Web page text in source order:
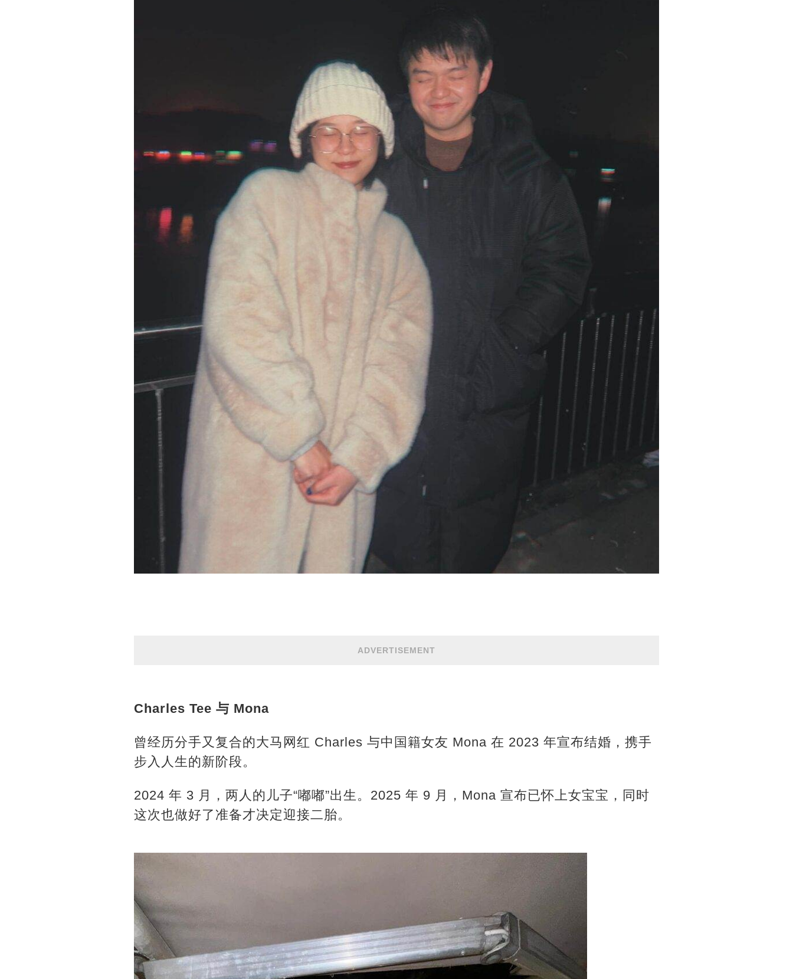
ADVERTISEMENT
Charles Tee 与 Mona
曾经历分手又复合的大马网红 Charles 与中国籍女友 Mona 在 2023 年宣布结婚，携手
步入人生的新阶段。
2024 年 3 月，两人的儿子“嘟嘟”出生。2025 年 9 月，Mona 宣布已怀上女宝宝，同时
这次也做好了准备才决定迎接二胎。